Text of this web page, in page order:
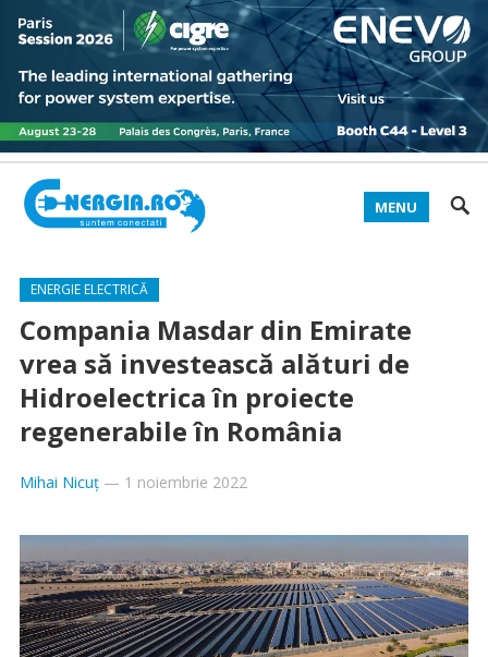
MENU
ENERGIE ELECTRICĂ
Compania Masdar din Emirate
vrea să investească alături de
Hidroelectrica în proiecte
regenerabile în România
Mihai Nicuț— 1 noiembrie 2022